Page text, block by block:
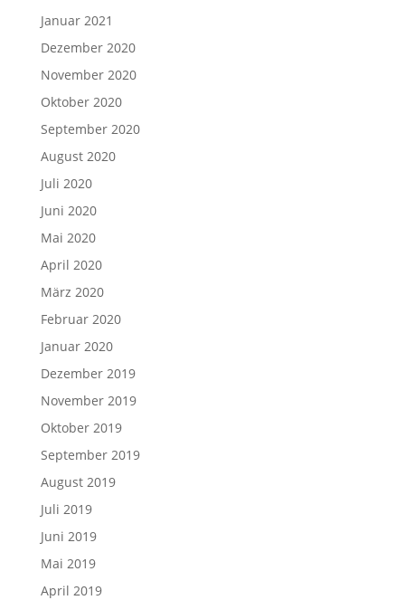
Januar 2021
Dezember 2020
November 2020
Oktober 2020
September 2020
August 2020
Juli 2020
Juni 2020
Mai 2020
April 2020
März 2020
Februar 2020
Januar 2020
Dezember 2019
November 2019
Oktober 2019
September 2019
August 2019
Juli 2019
Juni 2019
Mai 2019
April 2019